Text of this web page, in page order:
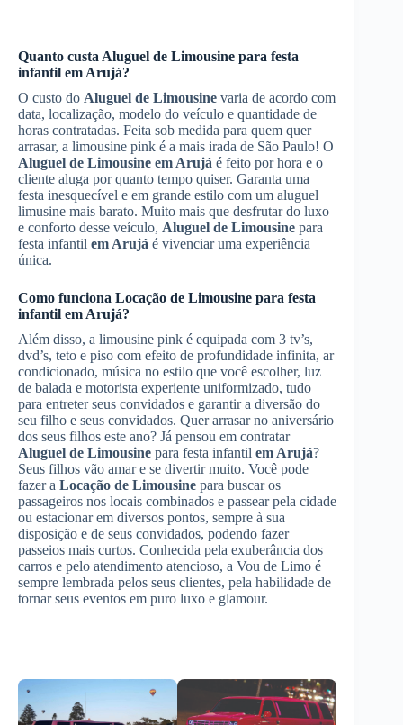
Quanto custa Aluguel de Limousine para festa
infantil em Arujá?
O custo do Aluguel de Limousine varia de acordo com
data, localização, modelo do veículo e quantidade de
horas contratadas. Feita sob medida para quem quer
arrasar, a limousine pink é a mais irada de São Paulo! O
Aluguel de Limousine em Arujá é feito por hora e o
cliente aluga por quanto tempo quiser. Garanta uma
festa inesquecível e em grande estilo com um aluguel
limusine mais barato. Muito mais que desfrutar do luxo
e conforto desse veículo, Aluguel de Limousine para
festa infantil em Arujá é vivenciar uma experiência
única.
Como funciona Locação de Limousine para festa
infantil em Arujá?
Além disso, a limousine pink é equipada com 3 tv’s,
dvd’s, teto e piso com efeito de profundidade infinita, ar
condicionado, música no estilo que você escolher, luz
de balada e motorista experiente uniformizado, tudo
para entreter seus convidados e garantir a diversão do
seu filho e seus convidados. Quer arrasar no aniversário
dos seus filhos este ano? Já pensou em contratar
Aluguel de Limousine para festa infantil em Arujá?
Seus filhos vão amar e se divertir muito. Você pode
fazer a Locação de Limousine para buscar os
passageiros nos locais combinados e passear pela cidade
ou estacionar em diversos pontos, sempre à sua
disposição e de seus convidados, podendo fazer
passeios mais curtos. Conhecida pela exuberância dos
carros e pelo atendimento atencioso, a Vou de Limo é
sempre lembrada pelos seus clientes, pela habilidade de
tornar seus eventos em puro luxo e glamour.